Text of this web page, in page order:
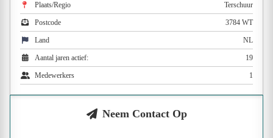
Plaats/Regio Terschuur
Postcode 3784 WT
Land NL
Aantal jaren actief: 19
Medewerkers 1
Neem Contact Op